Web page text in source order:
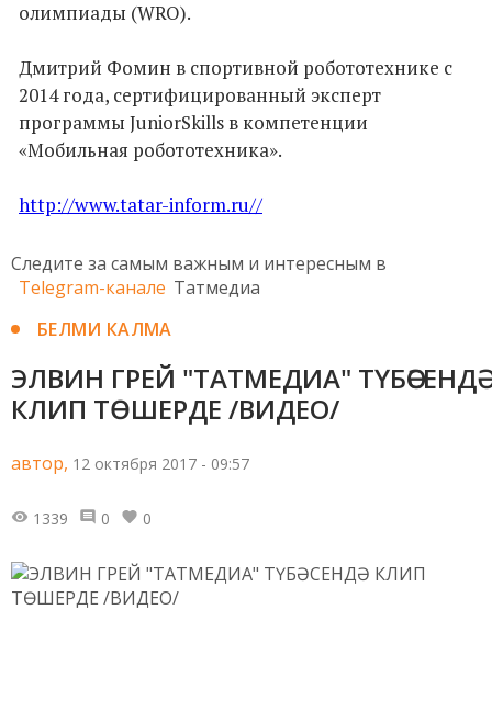
олимпиады (WRO).
Дмитрий Фомин в спортивной робототехнике с
2014 года, сертифицированный эксперт
программы JuniorSkills в компетенции
«Мобильная робототехника».
http://www.tatar-inform.ru//
Следите за самым важным и интересным в
Telegram-канале Татмедиа
БЕЛМИ КАЛМА
ЭЛВИН ГРЕЙ "ТАТМЕДИА" ТҮБӘСЕНДӘ
КЛИП ТӨШЕРДЕ /ВИДЕО/
автор, 12 октября 2017 - 09:57
1339 0 0